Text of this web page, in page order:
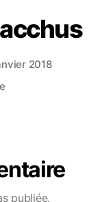
2018
publiée.